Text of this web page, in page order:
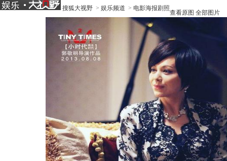
搜狐大视野 > 娱乐频道 > 电影海报剧照
查看原图 全部图片